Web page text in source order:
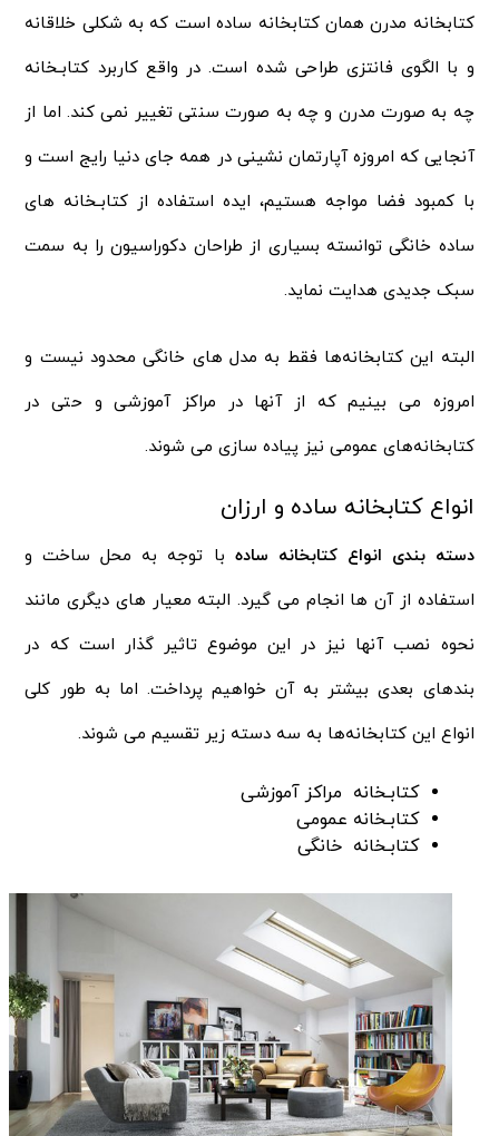
کتابخانه مدرن همان کتابخانه ساده است که به شکلی خلاقانه
و با الگوی فانتزی طراحی شده است. در واقع کاربرد کتابـخانه
چه به صورت مدرن و چه به صورت سنتی تغییر نمی‌ کند. اما از
آنجایی که امروزه آپارتمان‌ نشینی در همه جای دنیا رایج است و
با کمبود فضا مواجه هستیم، ایده استفاده از کتابـخانه های
ساده خانگی توانسته بسیاری از طراحان دکوراسیون را به سمت
سبک جدیدی هدایت نماید.
البته این کتابخانه‌ها فقط به مدل های خانگی محدود نیست و
امروزه می‌ بینیم که از آنها در مراکز آموزشی و حتی در
کتابخانه‌های عمومی نیز پیاده سازی می شوند.
انواع کتابخانه ساده و ارزان
دسته بندی انواع کتابخانه ساده با توجه به محل ساخت و
استفاده از آن ها انجام می گیرد. البته معیار های دیگری مانند
نحوه نصب آنها نیز در این موضوع تاثیر گذار است که در
بندهای بعدی بیشتر به آن خواهیم پرداخت. اما به طور کلی
انواع این کتابخانه‌ها به سه دسته زیر تقسیم می شوند.
کتابـخانه مراکز آموزشی
کتابـخانه عمومی
کتابـخانه خانگی